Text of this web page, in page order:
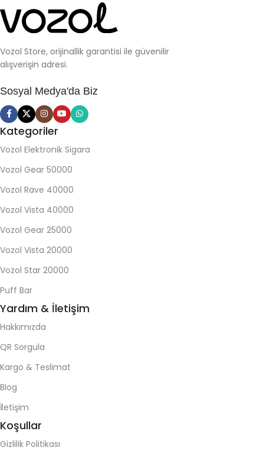
Vozol Store, orijinallik garantisi ile güvenilir
alışverişin adresi.
Sosyal Medya'da Biz
Kategoriler
Vozol Elektronik Sigara
Vozol Gear 50000
Vozol Rave 40000
Vozol Vista 40000
Vozol Gear 25000
Vozol Vista 20000
Vozol Star 20000
Puff Bar
Yardım & İletişim
Hakkımızda
QR Sorgula
Kargo & Teslimat
Blog
İletişim
Koşullar
Gizlilik Politikası